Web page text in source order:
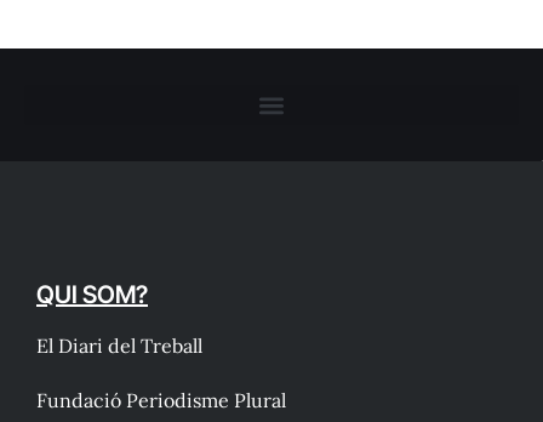
QUI SOM?
El Diari del Treball
Fundació Periodisme Plural